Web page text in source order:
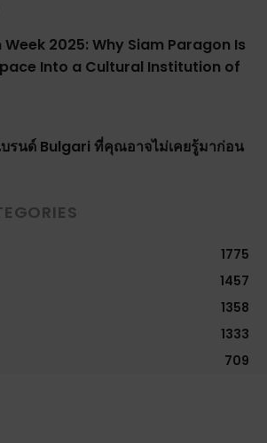
2025: Why Siam Paragon Is
Into a Cultural Institution of
บรนด์ Bulgari ที่คุณอาจไม่เคยรู้มาก่อน
1775
1457
1358
1333
709